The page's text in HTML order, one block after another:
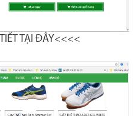
TẠI ĐÂY<<<<